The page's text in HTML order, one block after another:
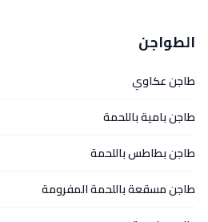
الطواجن
طاجن عكاوي
طاجن بامية باللحمة
طاجن بطاطس باللحمة
طاجن مسقعة باللحمة المفرومة